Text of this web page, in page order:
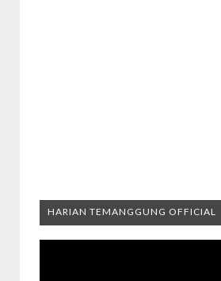
HARIAN TEMANGGUNG OFFICIAL